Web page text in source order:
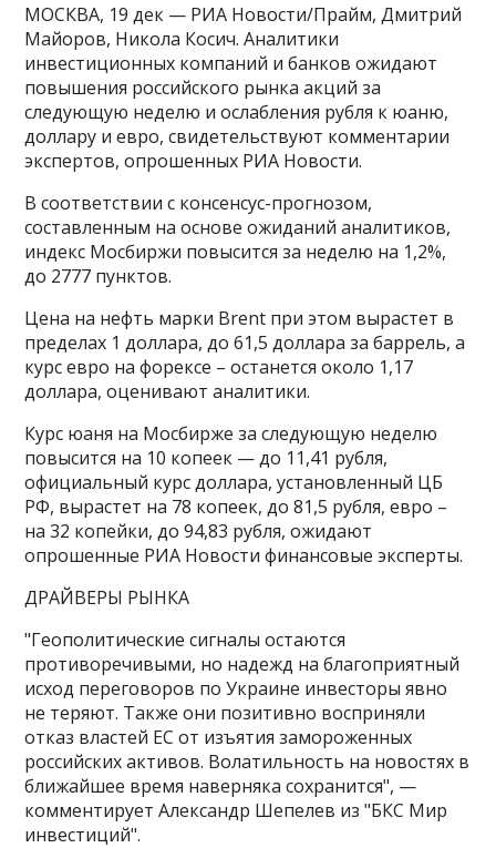
МОСКВА, 19 дек — РИА Новости/Прайм, Дмитрий
Майоров, Никола Косич. Аналитики
инвестиционных компаний и банков ожидают
повышения российского рынка акций за
следующую неделю и ослабления рубля к юаню,
доллару и евро, свидетельствуют комментарии
экспертов, опрошенных РИА Новости.
В соответствии с консенсус-прогнозом,
составленным на основе ожиданий аналитиков,
индекс Мосбиржи повысится за неделю на 1,2%,
до 2777 пунктов​​​.
Цена на нефть марки Brent при этом вырастет в
пределах 1 доллара, до 61,5 доллара за баррель, а
курс евро на форексе – останется около 1,17
доллара, оценивают аналитики.
Курс юаня на Мосбирже за следующую неделю
повысится на 10 копеек — до 11,41 рубля,
официальный курс доллара, установленный ЦБ
РФ, вырастет на 78 копеек, до 81,5 рубля, евро –
на 32 копейки, до 94,83 рубля, ожидают
опрошенные РИА Новости финансовые эксперты.
ДРАЙВЕРЫ РЫНКА
"Геополитические сигналы остаются
противоречивыми, но надежд на благоприятный
исход переговоров по Украине инвесторы явно
не теряют. Также они позитивно восприняли
отказ властей ЕС от изъятия замороженных
российских активов. Волатильность на новостях в
ближайшее время наверняка сохранится", —
комментирует Александр Шепелев из "БКС Мир
инвестиций".